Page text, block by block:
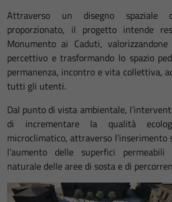
Attraverso un disegno spaziale
proporzionato, il progetto intende
Monumento ai Caduti,
percettivo e trasformando lo spazio
permanenza, incontro e vita collettiva,
tutti gli utenti.
Dal punto di vista ambientale,
di incrementare la qualità
microclimatico, attraverso
l’aumento delle superfici permeabili
naturale delle aree di sosta e di